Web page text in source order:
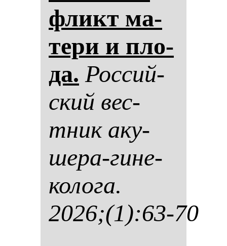
фликт ма­
те­ри и пло­
да. Рос­сий­
ский вес­
тник аку­
ше­ра-ги­не­
ко­ло­га.
2026;(1):63-70